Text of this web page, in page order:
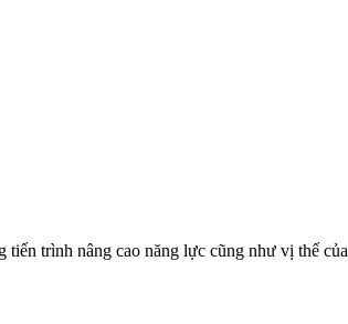
trình nâng cao năng lực cũng như vị thế